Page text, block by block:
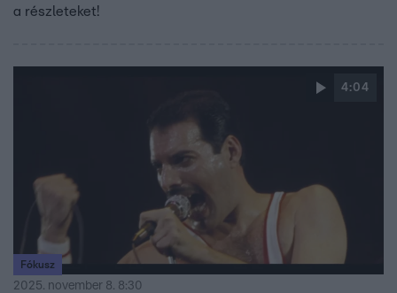
a részleteket!
4:04
Fókusz
2025. november 8. 8:30